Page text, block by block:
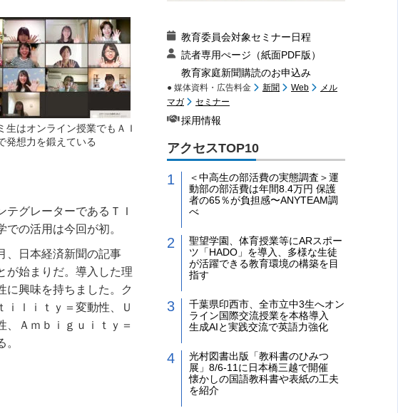
生はオンライン授業でもＡＩ
発想力を鍛えている
グレーターであるＴＩ
の活用は今回が初。
、日本経済新聞の記事
が始まりだ。導入した理
に興味を持ちました。ク
ｉｌｉｔｙ＝変動性、Ｕ
、Ａｍｂｉｇｕｉｔｙ＝
教育委員会対象セミナー日程
読者専用ぺージ（紙面PDF版）
教育家庭新聞購読のお申込み
● 媒体資料・広告料金 新聞 Web
メル
マガ
セミナー
採用情報
アクセスTOP10
＜中高生の部活費の実態調査＞運
動部の部活費は年間8.4万円 保護
者の65％が負担感〜ANYTEAM調
べ
聖望学園、体育授業等にARスポー
ツ「HADO」を導入、多様な生徒
が活躍できる教育環境の構築を目
指す
千葉県印西市、全市立中3生へオン
ライン国際交流授業を本格導入
生成AIと実践交流で英語力強化
光村図書出版「教科書のひみつ
展」8/6-11に日本橋三越で開催
懐かしの国語教科書や表紙の工夫
を紹介